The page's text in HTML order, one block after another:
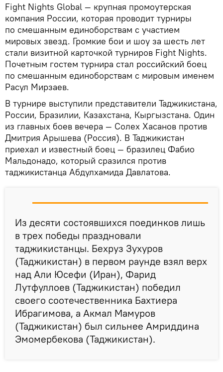
Fight Nights Global — крупная промоутерская
компания России, которая проводит турниры
по смешанным единоборствам с участием
мировых звезд. Громкие бои и шоу за шесть лет
стали визитной карточкой турниров Fight Nights.
Почетным гостем турнира стал российский боец
по смешанным единоборствам с мировым именем
Расул Мирзаев.
В турнире выступили представители Таджикистана,
России, Бразилии, Казахстана, Кыргызстана. Один
из главных боев вечера — Солех Хасанов против
Дмитрия Арышева (Россия). В Таджикистан
приехал и известный боец — бразилец Фабио
Мальдонадо, который сразился против
таджикистанца Абдулхамида Давлатова.
Из десяти состоявшихся поединков лишь
в трех победы праздновали
таджикистанцы. Бехруз Зухуров
(Таджикистан) в первом раунде взял верх
над Али Юсефи (Иран), Фарид
Лутфуллоев (Таджикистан) победил
своего соотечественника Бахтиера
Ибрагимова, а Акмал Мамуров
(Таджикистан) был сильнее Амриддина
Эмомербекова (Таджикистан).